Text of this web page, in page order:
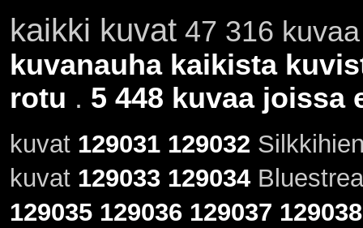
kaikki kuvat47 316
kuvanauha kaikista
rotu . 5 448 kuvaa joissa
kuvat 129031 129032
kuvat 129033 129034
129035 129036 129037 129038